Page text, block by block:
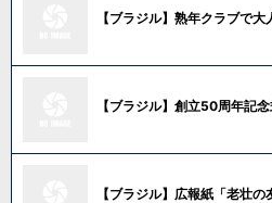
【ブラジル】熟年クラブで大
【ブラジル】創立50周年記念
【ブラジル】広報紙「老壮の